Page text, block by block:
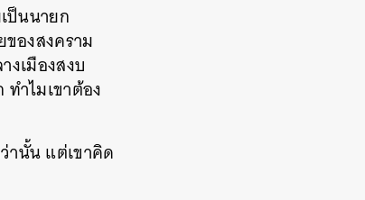
ป็นนายก
องสงคราม
งเมืองสงบ
ำไมเขาต้อง
านั้น แต่เขาคิด